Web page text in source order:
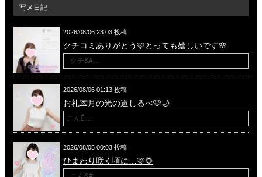
写メ日記
2026/08/06 23:03 投稿
クチコミありがとう🩷とっても嬉しいです🌸
クチ&#…
2026/08/06 01:13 投稿
お礼💌月の光の道しるべ🩷🌙
こんば̉…
2026/08/05 00:03 投稿
ひまわり咲く頃に…🩷🌻